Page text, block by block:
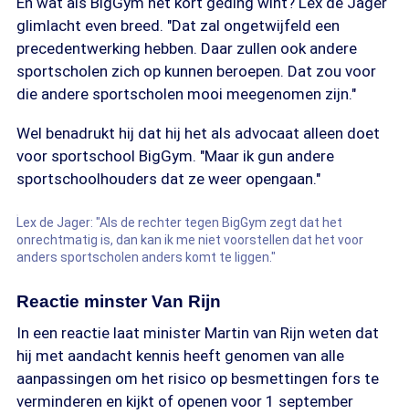
glimlacht even breed. "Dat zal ongetwijfeld een
precedentwerking hebben. Daar zullen ook andere
sportscholen zich op kunnen beroepen. Dat zou voor
die andere sportscholen mooi meegenomen zijn."
Wel benadrukt hij dat hij het als advocaat alleen doet
voor sportschool BigGym. "Maar ik gun andere
sportschoolhouders dat ze weer opengaan."
Lex de Jager: "Als de rechter tegen BigGym zegt dat het
onrechtmatig is, dan kan ik me niet voorstellen dat het voor
anders sportscholen anders komt te liggen."
Reactie minster Van Rijn
In een reactie laat minister Martin van Rijn weten dat
hij met aandacht kennis heeft genomen van alle
aanpassingen om het risico op besmettingen fors te
verminderen en kijkt of openen voor 1 september